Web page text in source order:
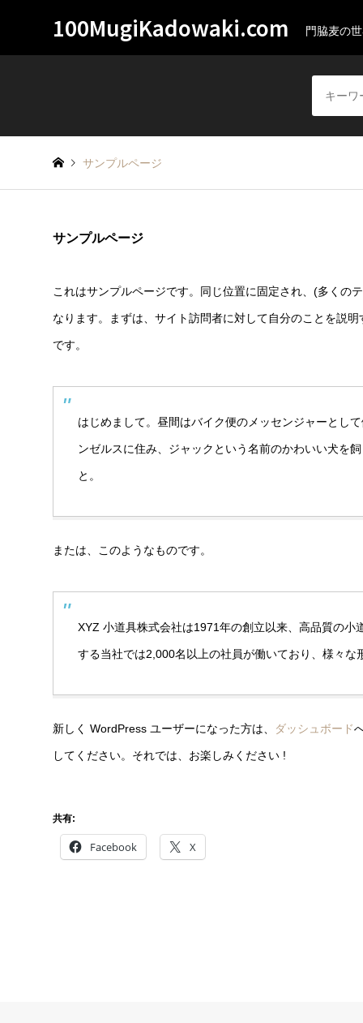
100MugiKadowaki.com 門脇麦の
サンプルページ
サンプルページ
これはサンプルページです。同じ位置に固定され、(多くの
なります。まずは、サイト訪問者に対して自分のことを説
です。
はじめまして。昼間はバイク便のメッセンジャーとし
ンゼルスに住み、ジャックという名前のかわいい犬を
と。
または、このようなものです。
XYZ 小道具株式会社は1971年の創立以来、高品質の
する当社では2,000名以上の社員が働いており、様々
新しく WordPress ユーザーになった方は、 ダッシュボード
してください。それでは、お楽しみください !
共有:
Facebook X